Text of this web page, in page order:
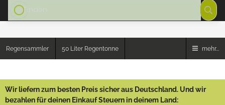
Regensammler 50 Liter Regentonne mehr...
Wir liefern zum besten Preis sicher aus Deutschland. Und wir
bezahlen für deinen Einkauf Steuern in deinem Land: